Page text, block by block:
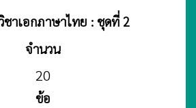
าเอกภาษาไทย : ชุดที่ 2
จำนวน
20
ข้อ